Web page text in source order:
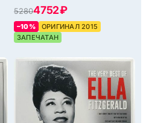
52804752 ₽
–10%
ОРИГИНАЛ 2015
ЗАПЕЧАТАН